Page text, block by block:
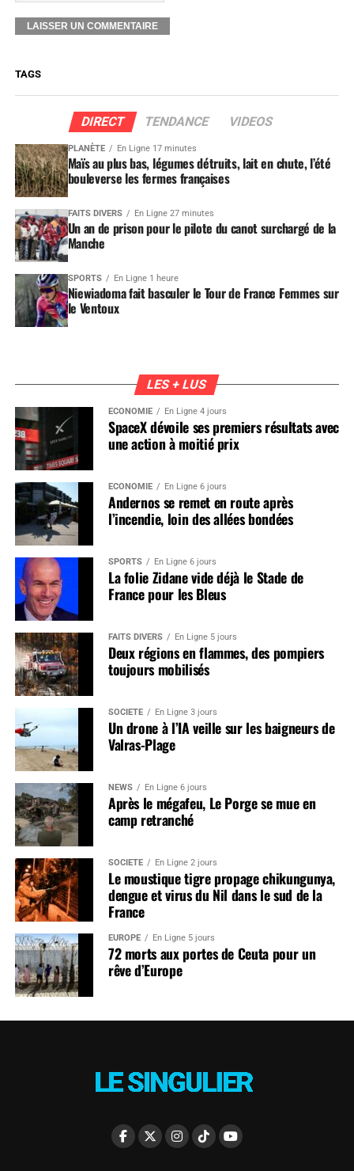
TAGS
DIRECT TENDANCE VIDEOS
PLANÈTE En Ligne 17 minutes
Maïs au plus bas, légumes détruits, lait en chute, l’été
bouleverse les fermes françaises
FAITS DIVERS En Ligne 27 minutes
Un an de prison pour le pilote du canot surchargé de la
Manche
SPORTS En Ligne 1 heure
Niewiadoma fait basculer le Tour de France Femmes sur
le Ventoux
LES + LUS
ÉCONOMIE En Ligne 4 jours
SpaceX dévoile ses premiers résultats avec
une action à moitié prix
ÉCONOMIE En Ligne 6 jours
Andernos se remet en route après
l’incendie, loin des allées bondées
SPORTS En Ligne 6 jours
La folie Zidane vide déjà le Stade de
France pour les Bleus
FAITS DIVERS En Ligne 5 jours
Deux régions en flammes, des pompiers
toujours mobilisés
SOCIÉTÉ En Ligne 3 jours
Un drone à l’IA veille sur les baigneurs de
Valras-Plage
NEWS En Ligne 6 jours
Après le mégafeu, Le Porge se mue en
camp retranché
SOCIÉTÉ En Ligne 2 jours
Le moustique tigre propage chikungunya,
dengue et virus du Nil dans le sud de la
France
EUROPE En Ligne 5 jours
72 morts aux portes de Ceuta pour un
rêve d’Europe